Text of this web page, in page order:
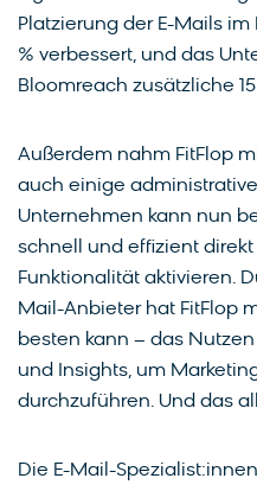
Platzierung der E-Mails
% verbessert, und das
Bloomreach zusätzliche
Außerdem nahm FitFlop
auch einige
Unternehmen kann nun
schnell und effizient direkt
Funktionalität aktivieren.
Mail-Anbieter hat FitFlop
besten kann – das
und Insights, um
durchzuführen. Und das
Die E-Mail-